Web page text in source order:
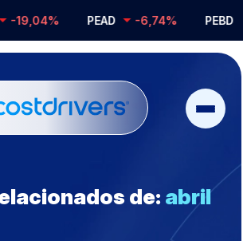
19,04% PEAD -6,74% PEBD
de:abril